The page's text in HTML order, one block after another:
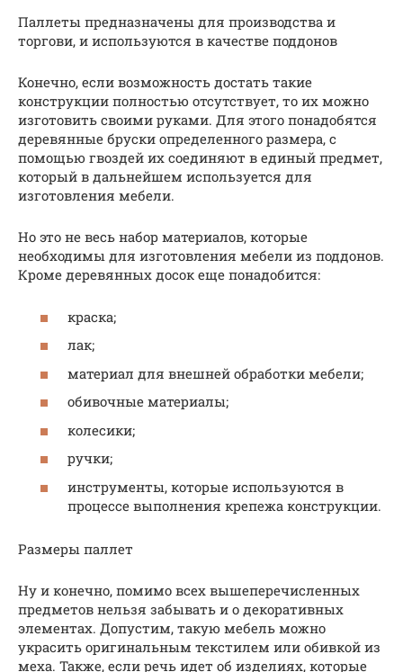
Паллеты предназначены для производства и
торгови, и используются в качестве поддонов
Конечно, если возможность достать такие
конструкции полностью отсутствует, то их можно
изготовить своими руками. Для этого понадобятся
деревянные бруски определенного размера, с
помощью гвоздей их соединяют в единый предмет,
который в дальнейшем используется для
изготовления мебели.
Но это не весь набор материалов, которые
необходимы для изготовления мебели из поддонов.
Кроме деревянных досок еще понадобится:
краска;
лак;
материал для внешней обработки мебели;
обивочные материалы;
колесики;
ручки;
инструменты, которые используются в
процессе выполнения крепежа конструкции.
Размеры паллет
Ну и конечно, помимо всех вышеперечисленных
предметов нельзя забывать и о декоративных
элементах. Допустим, такую мебель можно
украсить оригинальным текстилем или обивкой из
меха. Также, если речь идет об изделиях, которые